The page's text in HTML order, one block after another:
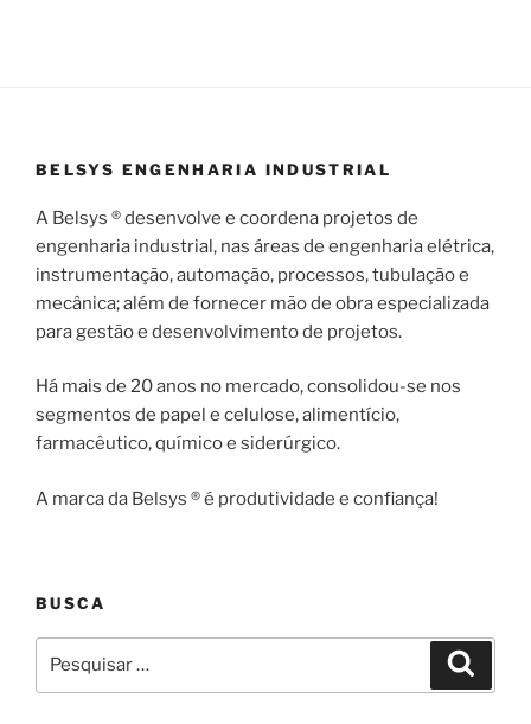
BELSYS ENGENHARIA INDUSTRIAL
A Belsys ® desenvolve e coordena projetos de
engenharia industrial, nas áreas de engenharia elétrica,
instrumentação, automação, processos, tubulação e
mecânica; além de fornecer mão de obra especializada
para gestão e desenvolvimento de projetos.
Há mais de 20 anos no mercado, consolidou-se nos
segmentos de papel e celulose, alimentício,
farmacêutico, químico e siderúrgico.
A marca da Belsys ® é produtividade e confiança!
BUSCA
por: